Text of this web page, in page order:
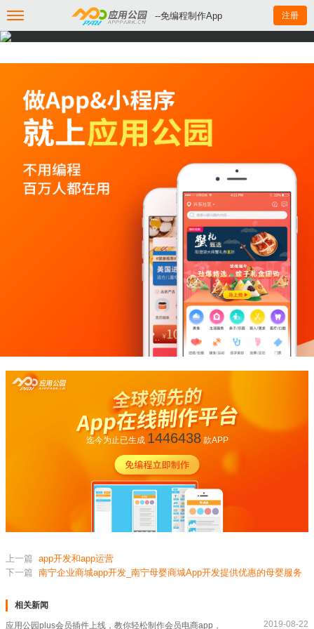
--免编程制作App 注册
迄今为止已生成 1446438款APP
上一篇 app开发和app运营
下一篇 南宁企业商城app开发_南宁母婴商城App开发提供优惠的母婴服务
相关新闻
应用公园plus会员插件上线，教你轻松制作会员电商app， 2019-08-22